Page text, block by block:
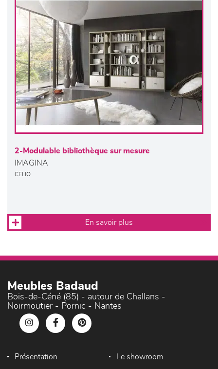
2-Modulable bibliothèque sur mesure
IMAGINA
CELIO
En savoir plus
Meubles Badaud
Bois-de-Céné (85) - autour de Challans -
Noirmoutier - Pornic - Nantes
Présentation Le showroom